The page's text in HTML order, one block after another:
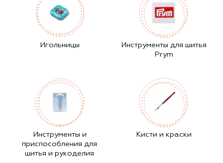
Игольницы
Инструменты для шитья
Prym
Инструменты и
приспособления для
шитья и рукоделия
Кисти и краски